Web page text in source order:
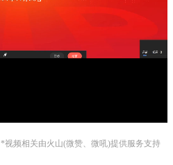
*视频相关由火山(微赞、微吼)提供服务支持